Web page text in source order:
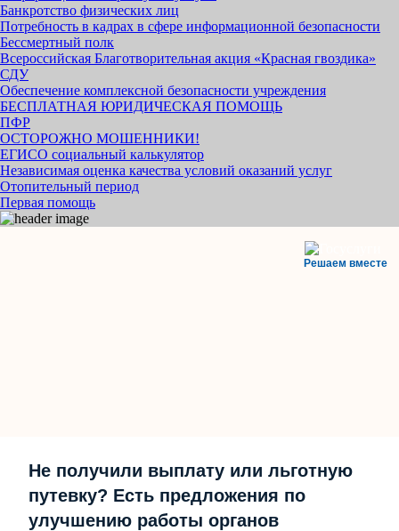
Банкротство физических лиц
Потребность в кадрах в сфере информационной безопасности
Бессмертный полк
Всероссийская Благотворительная акция «Красная гвоздика»
СДУ
Обеспечение комплексной безопасности учреждения
БЕСПЛАТНАЯ ЮРИДИЧЕСКАЯ ПОМОЩЬ
ПФР
ОСТОРОЖНО МОШЕННИКИ!
ЕГИСО социальный калькулятор
Независимая оценка качества условий оказаний услуг
Отопительный период
Первая помощь
Решаем вместе
Не получили выплату или льготную
путевку? Есть предложения по
улучшению работы органов